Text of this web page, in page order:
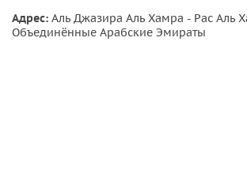
пополнить свой список желаний.
Адрес: Аль Джазира Аль Хамра - Рас Аль
Объединённые Арабские Эмираты